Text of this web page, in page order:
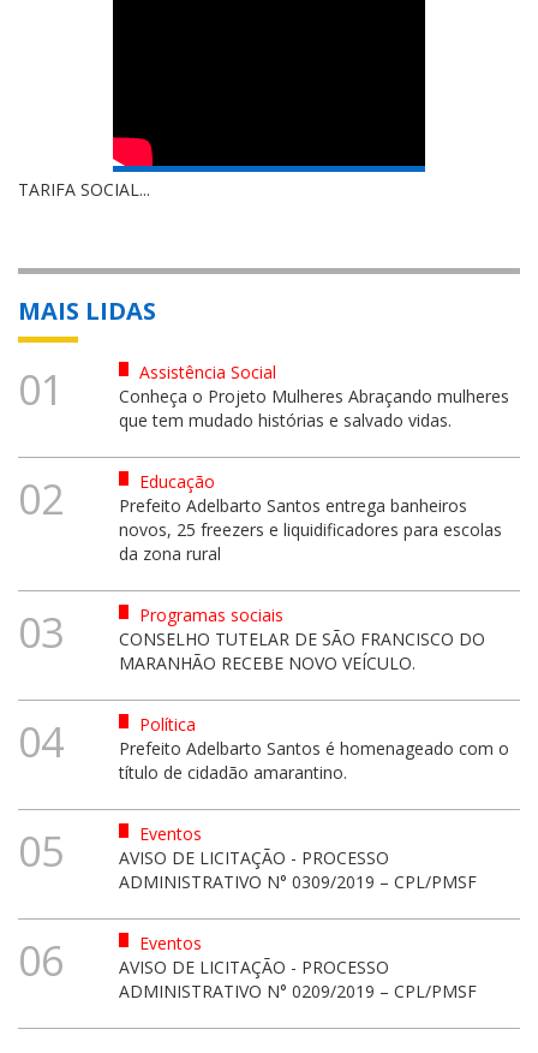
TARIFA SOCIAL...
MAIS LIDAS
01
Assistência Social
Conheça o Projeto Mulheres Abraçando mulheres
que tem mudado histórias e salvado vidas.
02
Educação
Prefeito Adelbarto Santos entrega banheiros
novos, 25 freezers e liquidificadores para escolas
da zona rural
03
Programas sociais
CONSELHO TUTELAR DE SÃO FRANCISCO DO
MARANHÃO RECEBE NOVO VEÍCULO.
04
Política
Prefeito Adelbarto Santos é homenageado com o
título de cidadão amarantino.
05
Eventos
AVISO DE LICITAÇÃO - PROCESSO
ADMINISTRATIVO N° 0309/2019 – CPL/PMSF
06
Eventos
AVISO DE LICITAÇÃO - PROCESSO
ADMINISTRATIVO N° 0209/2019 – CPL/PMSF